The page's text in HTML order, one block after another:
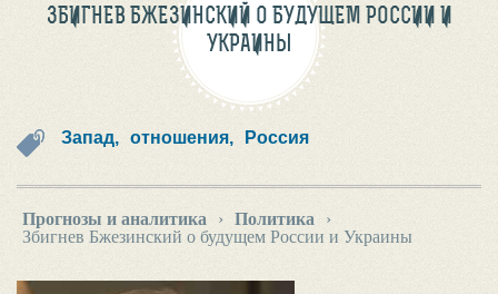
ЗБИГНЕВ БЖЕЗИНСКИЙ О БУДУЩЕМ РОССИИ И
УКРАИНЫ
Запад, отношения, Россия
Прогнозы и аналитика › Политика
›
Збигнев Бжезинский о будущем России и Украины